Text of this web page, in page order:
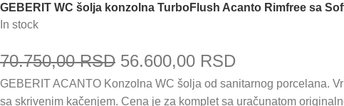
GEBERIT WC šolja konzolna TurboFlush Acanto Rimfree sa
In stock
70.750,00RSD Originalna
cena
56.600,00 RSD
cena
GEBERIT ACANTO Konzolna WC šolja od sanitarnog porcelana.
sa skrivenim kačenjem. Cena je za komplet sa uračunatom